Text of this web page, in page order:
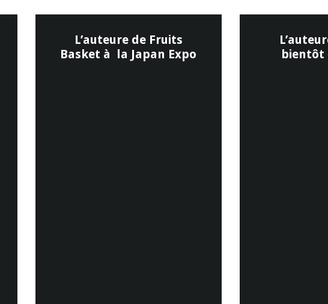
L’auteure de Fruits
Basket à la Japan Expo
bientôt